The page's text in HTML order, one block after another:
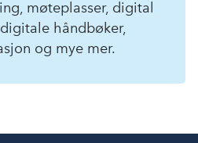
møteplasser, digital
håndbøker,
og mye mer.